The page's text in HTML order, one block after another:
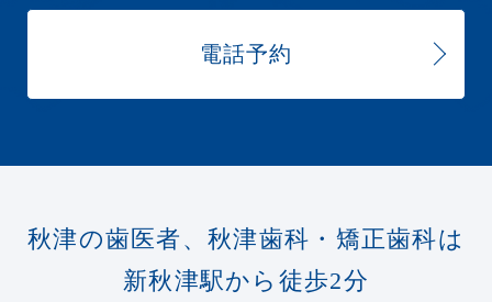
電話予約
秋津の歯医者、秋津歯科・矯正歯科は
新秋津駅から徒歩2分